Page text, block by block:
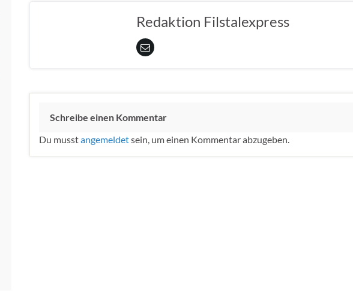
Redaktion Filstalexpress
Schreibe einen Kommentar
Du musstangemeldetsein, um einen Kommentar abzugeben.